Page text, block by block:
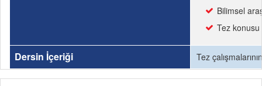
Bilimsel
Tez
Dersin İçeriği Tez